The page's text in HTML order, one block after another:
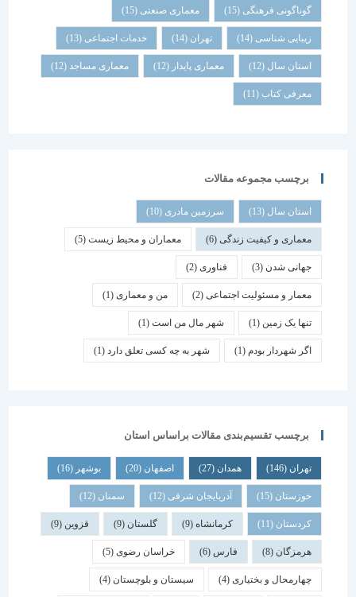
گوناگونی فرهنگی (15) معماری صنعتی(15)
زیبایی شناسی (14) تهران خدمات اجتماعی (13)
استان سال(12) معماری پایدار (12) معماری مساجد(12)
معرفی کتاب(11)
برچسب مجموعه مقالات
استان سال(13) سرزمین مادری(10)
معماری و کیفیت زندگی(6) معماران و محیط زیست(5)
جهانی شدن(3) فناوری (2)
معمار و مسئولیت اجتماعی (2) من و معماری (1)
تنها یک زمین(1) شهر مال من است(1)
اگر شهردار بودم (1) شهر به چه کسی تعلق دارد(1)
برچسب تقسیم‌بندی مقالات براساس استان
همدان اصفهان (20) بوشهر
خوزستان(15) آذربایجان شرقی(12) سمنان (12)
کردستان(11) کرمانشاه(9) گلستان (9) قزوین
هرمزگان(8) فارس خراسان رضوی(5)
چهارمحال و بختیاری (4) سیستان و بلوچستان(4)